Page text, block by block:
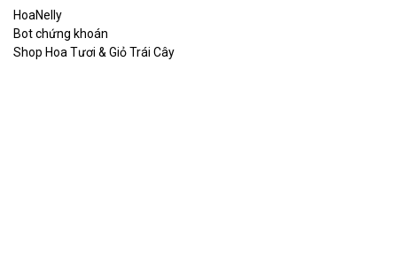
HoaNelly
Bot chứng khoán
Shop Hoa Tươi & Giỏ Trái Cây